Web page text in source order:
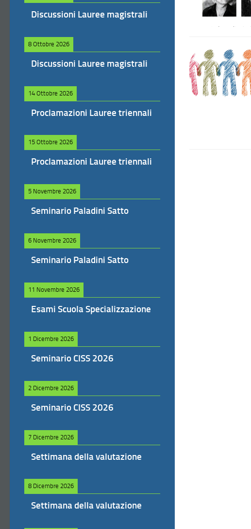
Discussioni Lauree magistrali
8 Ottobre 2026
Discussioni Lauree magistrali
14 Ottobre 2026
Proclamazioni Lauree triennali
15 Ottobre 2026
Proclamazioni Lauree triennali
5 Novembre 2026
Seminario Paladini Satto
6 Novembre 2026
Seminario Paladini Satto
11 Novembre 2026
Esami Scuola Specializzazione
1 Dicembre 2026
Seminario CISS 2026
2 Dicembre 2026
Seminario CISS 2026
7 Dicembre 2026
Settimana della valutazione
8 Dicembre 2026
Settimana della valutazione